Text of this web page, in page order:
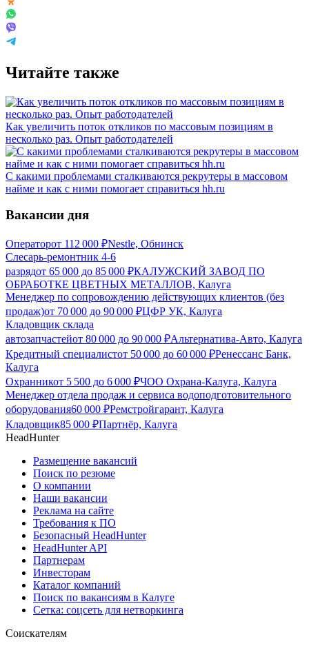
Читайте также
Как увеличить поток откликов по массовым позициям в
несколько раз. Опыт работодателей
С какими проблемами сталкиваются рекрутеры в массовом
найме и как с ними помогает справиться hh.ru
Вакансии дня
Операторот 112 000 ₽Nestle, Обнинск
Слесарь-ремонтник 4-6
разрядот 65 000 до 85 000 ₽КАЛУЖСКИЙ ЗАВОД ПО
ОБРАБОТКЕ ЦВЕТНЫХ МЕТАЛЛОВ, Калуга
Менеджер по сопровождению действующих клиентов (без
продаж)от 70 000 до 90 000 ₽ЦФР УК, Калуга
Кладовщик склада
автозапчастейот 80 000 до 90 000 ₽Альтернатива-Авто, Калуга
Кредитный специалистот 50 000 до 60 000 ₽Ренессанс Банк,
Калуга
Охранникот 5 500 до 6 000 ₽ЧОО Охрана-Калуга, Калуга
Менеджер отдела продаж и сервиса водоподготовительного
оборудования60 000 ₽Ремстройгарант, Калуга
Кладовщик85 000 ₽Партнёр, Калуга
HeadHunter
Размещение вакансий
Поиск по резюме
О компании
Наши вакансии
Реклама на сайте
Требования к ПО
Безопасный HeadHunter
HeadHunter API
Партнерам
Инвесторам
Каталог компаний
Поиск по вакансиям в Калуге
Сетка: соцсеть для нетворкинга
Соискателям